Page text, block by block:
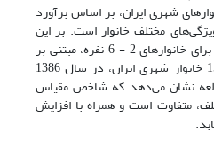
شهری ایران، بر اساس برآورد
مختلف خانوار است. بر این
اساس، شاخص مقیاس هم‌ارز برای خانوارهای 2 - 6 نفره، مبتنی بر
داده‌های درآمد – مخارج 15010 خانوار شهری ایران، در سال 1386
نشان می‌دهد که شاخص مقیاس
متفاوت است و همراه با افزایش